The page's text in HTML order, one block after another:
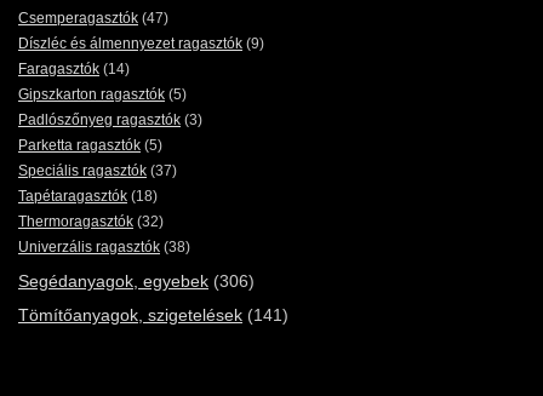
Csemperagasztók (47)
Díszléc és álmennyezet ragasztók (9)
Faragasztók (14)
Gipszkarton ragasztók (5)
Padlószőnyeg ragasztók (3)
Parketta ragasztók (5)
Speciális ragasztók (37)
Tapétaragasztók (18)
Thermoragasztók (32)
Univerzális ragasztók (38)
Segédanyagok, egyebek (306)
Tömítőanyagok, szigetelések (141)